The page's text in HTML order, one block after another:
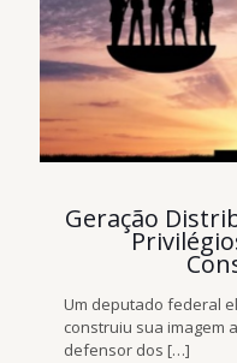
Geração
Um deputado federal
construiu sua imagem
defensor dos […]